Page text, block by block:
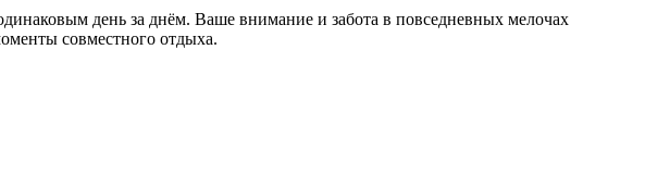
день за днём. Ваше внимание и забота в повседневных мелочах
совместного отдыха.